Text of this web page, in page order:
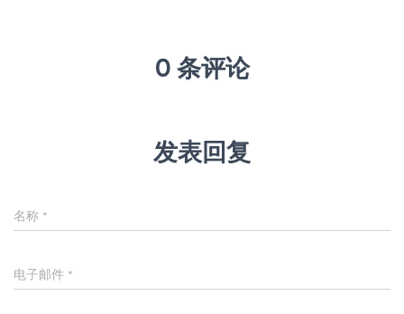
0 条评论
发表回复
名称 *
电子邮件 *